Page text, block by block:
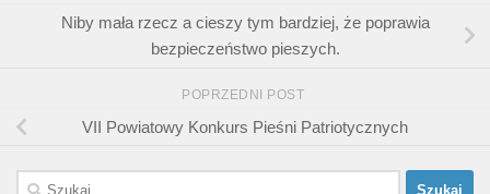
Niby mała rzecz a cieszy tym bardziej, że poprawia
bezpieczeństwo pieszych.
POPRZEDNI POST
VII Powiatowy Konkurs Pieśni Patriotycznych
Szukaj: